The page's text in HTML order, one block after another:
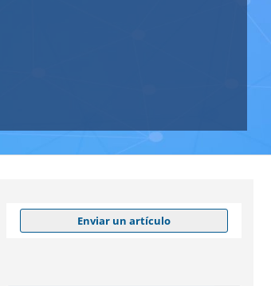
Enviar un artículo